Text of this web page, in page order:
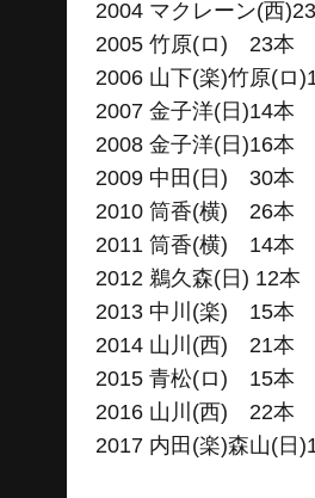
2004 マクレーン(西
2005 竹原(ロ) 23本
2006 山下(楽)竹原(ロ
2007 金子洋(日)14本
2008 金子洋(日)16本
2009 中田(日) 30本
2010 筒香(横) 26本
2011 筒香(横) 14本
2012 鵜久森(日) 12本
2013 中川(楽) 15本
2014 山川(西) 21本
2015 青松(ロ) 15本
2016 山川(西) 22本
2017 内田(楽)森山(日